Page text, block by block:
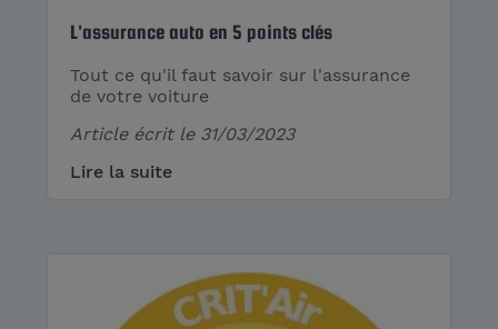
L'assurance auto en 5 points clés
Tout ce qu'il faut savoir sur l'assurance
de votre voiture
Article écrit le 31/03/2023
Lire la suite